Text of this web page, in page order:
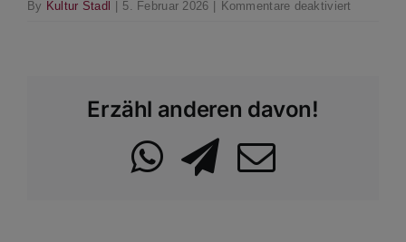
By Kultur Stadl 5. Februar 2026 Kommentare deaktiviert
Erzähl anderen davon!
WhatsApp
Telegram
Email